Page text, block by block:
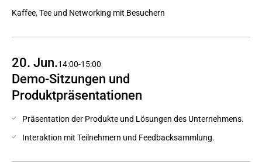
Kaffee, Tee und Networking mit Besuchern
20. Jun.14:00-15:00
Demo-Sitzungen und
Produktpräsentationen
Präsentation der Produkte und Lösungen des Unternehmens.
Interaktion mit Teilnehmern und Feedbacksammlung.